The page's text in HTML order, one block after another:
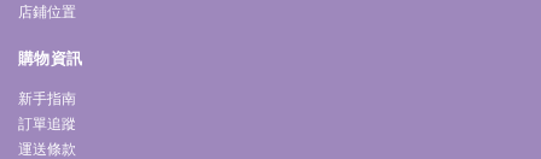
店鋪位置
購物資訊
新手指南
訂單追蹤
運送條款